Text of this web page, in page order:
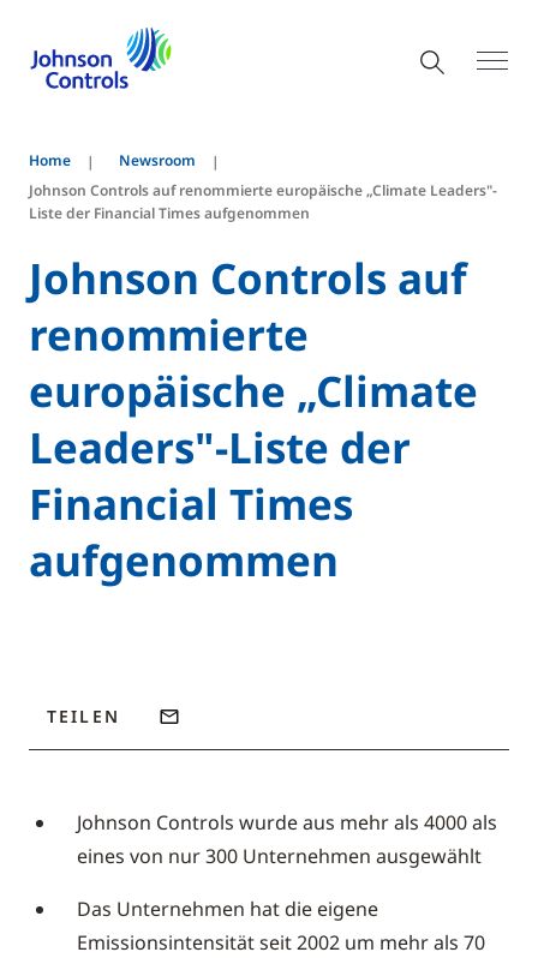
Home
Newsroom
Johnson Controls auf renommierte europäische „Climate Leaders"-
Liste der Financial Times aufgenommen
Johnson Controls auf
renommierte
europäische „Climate
Leaders"-Liste der
Financial Times
aufgenommen
TEILEN
Johnson Controls wurde aus mehr als 4000 als
eines von nur 300 Unternehmen ausgewählt
Das Unternehmen hat die eigene
Emissionsintensität seit 2002 um mehr als 70